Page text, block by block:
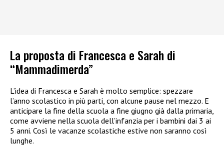
La proposta di Francesca e Sarah di
“Mammadimerda”
L’idea di Francesca e Sarah è molto semplice: spezzare
l’anno scolastico in più parti, con alcune pause nel mezzo. E
anticipare la fine della scuola a fine giugno già dalla primaria,
come avviene nella scuola dell’infanzia per i bambini dai 3 ai
5 anni. Così le vacanze scolastiche estive non saranno così
lunghe.